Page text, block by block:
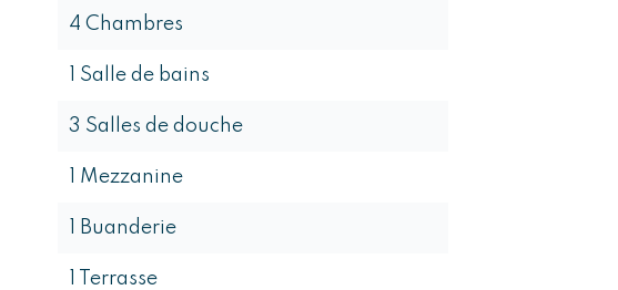
4 Chambres
1 Salle de bains
3 Salles de douche
1 Mezzanine
1 Buanderie
1 Terrasse